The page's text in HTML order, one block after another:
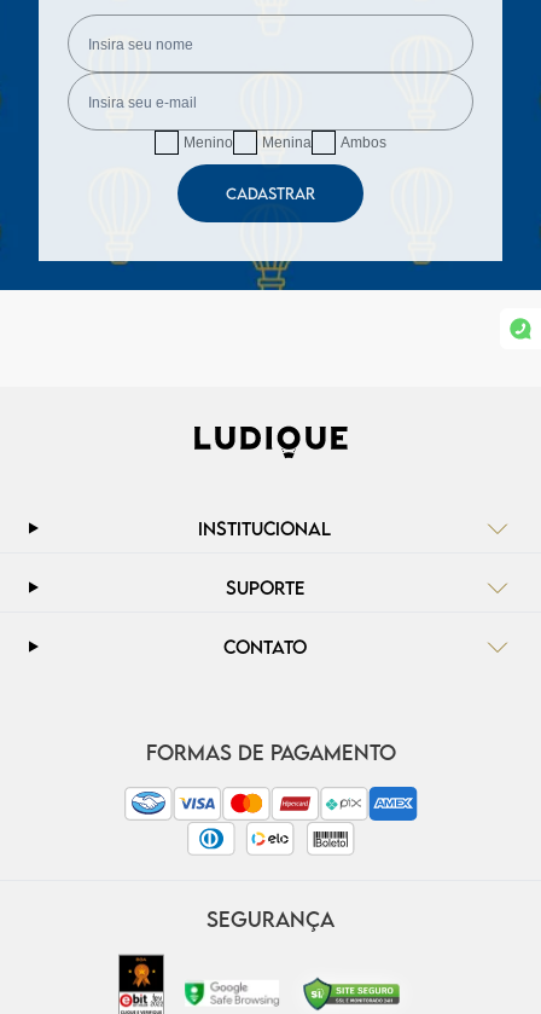
Menino Menina Ambos
CADASTRAR
INSTITUCIONAL
SUPORTE
CONTATO
FORMAS DE PAGAMENTO
SEGURANÇA